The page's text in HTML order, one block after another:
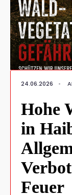
24.06.2026 •
Hohe
in
Feuer